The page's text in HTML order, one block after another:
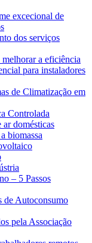
excecional de
dos serviços
a eficiência
para instaladores
de Climatização em
Controlada
domésticas
biomassa
– 5 Passos
de Autoconsumo
pela Associação